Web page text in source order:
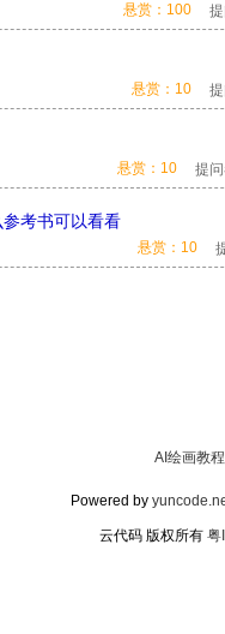
悬赏：100
悬赏：10
提
悬赏：10
考书可以看看
悬赏：10
AI绘画教程
Powered by
云代码 版权所有 粤